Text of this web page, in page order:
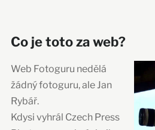
Co je toto za web?
Web Fotoguru nedělá
žádný fotoguru, ale Jan
Rybář.
Kdysi vyhrál Czech Press